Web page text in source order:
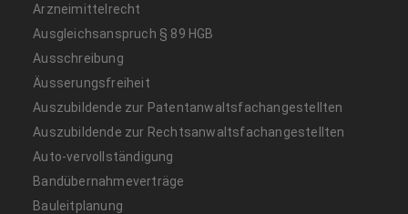
Arzneimittelrecht
Ausgleichsanspruch § 89 HGB
Ausschreibung
Äusserungsfreiheit
Auszubildende zur Patentanwaltsfachangestellten
Auszubildende zur Rechtsanwaltsfachangestellten
Auto-vervollständigung
Bandübernahmeverträge
Bauleitplanung